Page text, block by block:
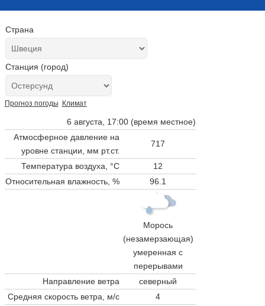
Страна
Станция (город)
Прогноз погоды Климат
6 августа, 17:00 (время местное)
Атмосферное давление на
уровне станции, мм рт.ст.
717
Температура воздуха, °C
12
Относительная влажность, %
96.1
Морось
(незамерзающая)
умеренная с
перерывами
Направление ветра
северный
Средняя скорость ветра, м/с
4